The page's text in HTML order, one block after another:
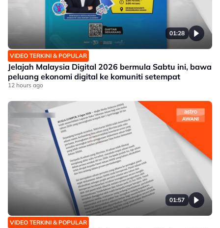
01:28
VIDEO TERKINI & POPULAR
Jelajah Malaysia Digital 2026 bermula Sabtu ini, bawa
peluang ekonomi digital ke komuniti setempat
12 hours ago
01:57
VIDEO TERKINI & POPULAR